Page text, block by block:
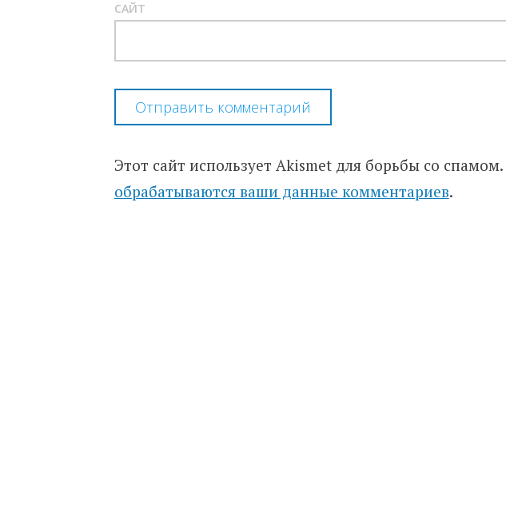
САЙТ
Этот сайт использует Akismet для борьбы со спамом.
обрабатываются ваши данные комментариев.